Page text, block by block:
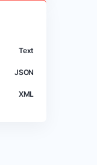
Text
JSON
XML